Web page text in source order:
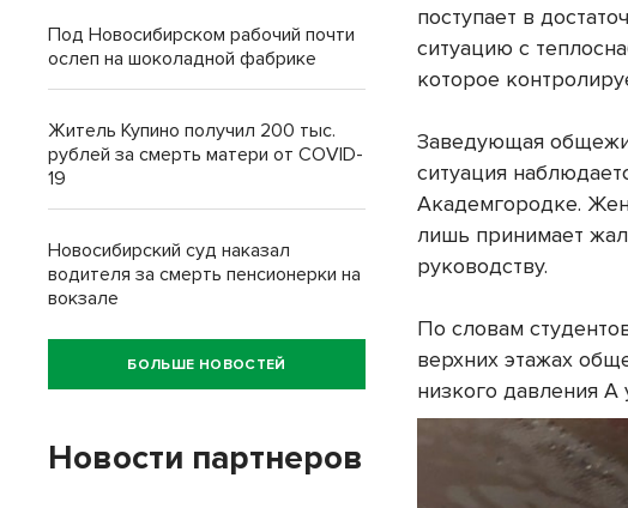
поступает в
ситуацию с
которое
Заведующая
ситуация
Академгородке.
лишь принимает
руководству.
По словам
верхних этажах
низкого давления
Под Новосибирском рабочий почти
ослеп на шоколадной фабрике
Житель Купино получил 200 тыс.
рублей за смерть матери от COVID-
19
Новосибирский суд наказал
водителя за смерть пенсионерки на
вокзале
БОЛЬШЕ НОВОСТЕЙ
Новости партнеров